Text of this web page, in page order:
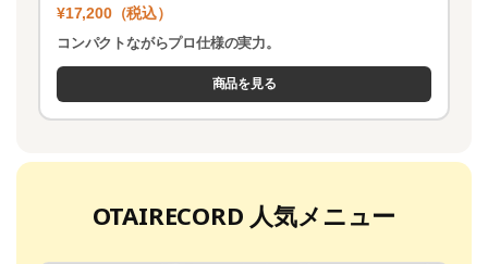
¥17,200（税込）
コンパクトながらプロ仕様の実力。
商品を見る
OTAIRECORD 人気メニュー